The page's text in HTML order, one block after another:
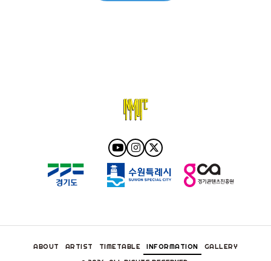
ABOUT ARTIST TIMETABLE INFORMATION
GALLERY